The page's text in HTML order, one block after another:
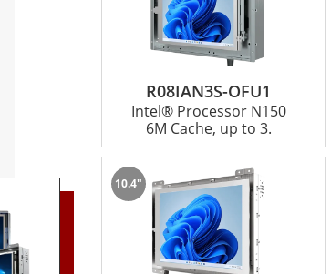
ステム、制御回路、電源回路、フルI/Oサポー
。これらのHMIは、車載用、供給管理、キオ
りません。顧客満足度を最優先し、卓越した
・ソリューションの詳細と、お客様の具体的
R08IAN3S-OFU1
Intel® Processor N150
6M Cache, up to 3.
10.4"